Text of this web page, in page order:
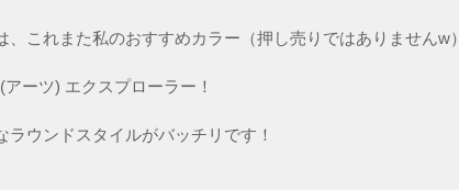
、これまた私のおすすめカラー（押し売りではありませんw）
アーツ) エクスプローラー！
ラウンドスタイルがバッチリです！